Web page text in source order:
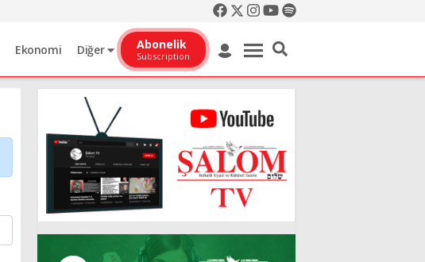
Ekonomi Diğer Abonelik
Subscription